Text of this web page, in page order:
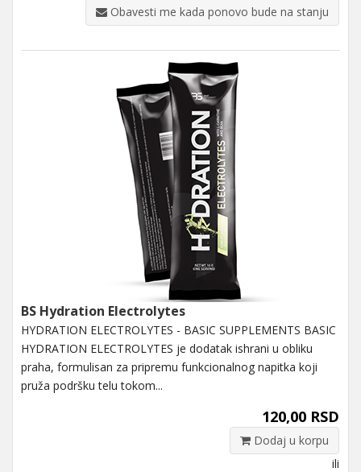
Obavesti me kada ponovo bude na stanju
BS Hydration Electrolytes
HYDRATION ELECTROLYTES - BASIC SUPPLEMENTS BASIC
HYDRATION ELECTROLYTES je dodatak ishrani u obliku
praha, formulisan za pripremu funkcionalnog napitka koji
pruža podršku telu tokom...
120,00 RSD
Dodaj u korpu
ili